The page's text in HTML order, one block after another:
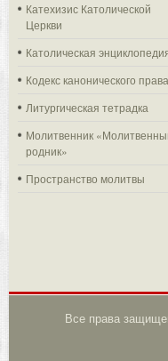
Катехизис Католической
Церкви
Католическая
Кодекс канонического права
Литургическая тетрадка
Молитвенник
родник»
Пространство молитвы
Все права